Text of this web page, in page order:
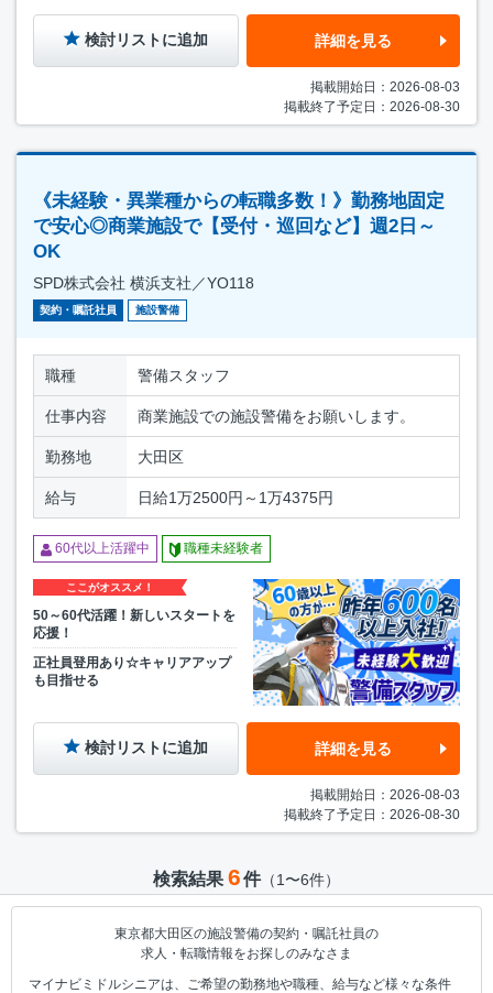
検討リストに追加 詳細を見る
掲載開始日：2026-08-03
掲載終了予定日：2026-08-30
《未経験・異業種からの転職多数！》勤務地固定
で安心◎商業施設で【受付・巡回など】週2日～
OK
SPD株式会社 横浜支社／YO118
契約・嘱託社員 施設警備
職種 警備スタッフ
仕事内容 商業施設での施設警備をお願いします。
勤務地 大田区
給与 日給1万2500円～1万4375円
60代以上活躍中 職種未経験者
ここがオススメ！
50～60代活躍！新しいスタートを
応援！
正社員登用あり☆キャリアアップ
も目指せる
検討リストに追加 詳細を見る
掲載開始日：2026-08-03
掲載終了予定日：2026-08-30
検索結果 6件（1〜6件）
東京都大田区の施設警備の契約・嘱託社員の
求人・転職情報をお探しのみなさま
マイナビミドルシニアは、ご希望の勤務地や職種、給与など様々な条件